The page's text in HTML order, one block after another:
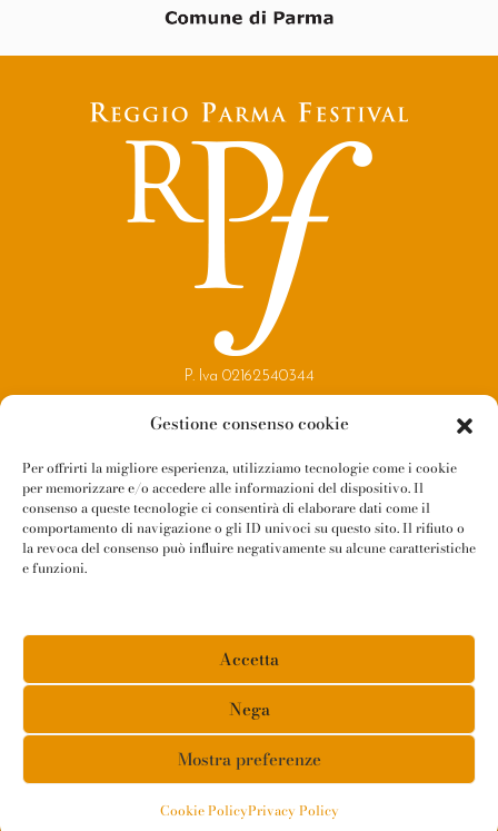
Gestione consenso cookie
Per offrirti la migliore esperienza, utilizziamo tecnologie come i cookie
per memorizzare e/o accedere alle informazioni del dispositivo. Il
consenso a queste tecnologie ci consentirà di elaborare dati come il
comportamento di navigazione o gli ID univoci su questo sito. Il rifiuto o
la revoca del consenso può influire negativamente su alcune caratteristiche
e funzioni.
Accetta
Nega
Mostra preferenze
Cookie PolicyPrivacy Policy
P. Iva 02162540344
Reggio Parma Festival
Contatti
Newsletter
Amministrazione Trasparente
Privacy Policy
Cookie Policy